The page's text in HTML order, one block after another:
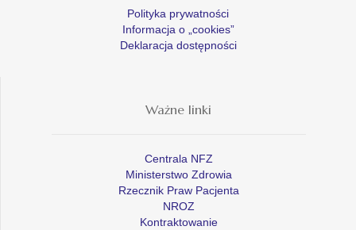
Polityka prywatności
Informacja o „cookies”
Deklaracja dostępności
Ważne linki
Centrala NFZ
Ministerstwo Zdrowia
Rzecznik Praw Pacjenta
NROZ
Kontraktowanie